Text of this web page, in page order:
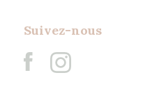
Suivez-nous